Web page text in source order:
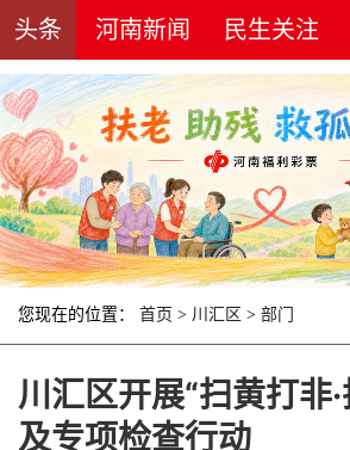
头条 河南新闻 民生关注
您现在的位置： 首页 > 川汇区 > 部门
川汇区开展“扫黄打非
及专项检查行动